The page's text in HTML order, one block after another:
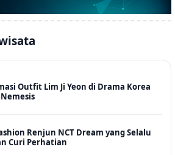
Outfit Lim Ji Yeon di Drama Korea
Renjun NCT Dream yang Selalu
Curi Perhatian